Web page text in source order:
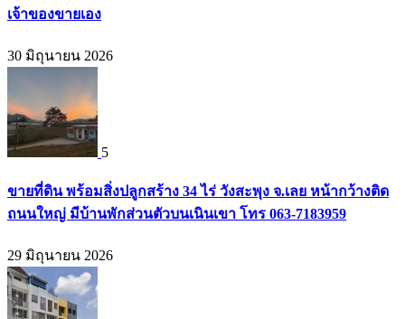
เจ้าของขายเอง
30 มิถุนายน 2026
5
ขายที่ดิน พร้อมสิ่งปลูกสร้าง 34 ไร่ วังสะพุง จ.เลย หน้ากว้างติด
ถนนใหญ่ มีบ้านพักส่วนตัวบนเนินเขา โทร 063-7183959
29 มิถุนายน 2026